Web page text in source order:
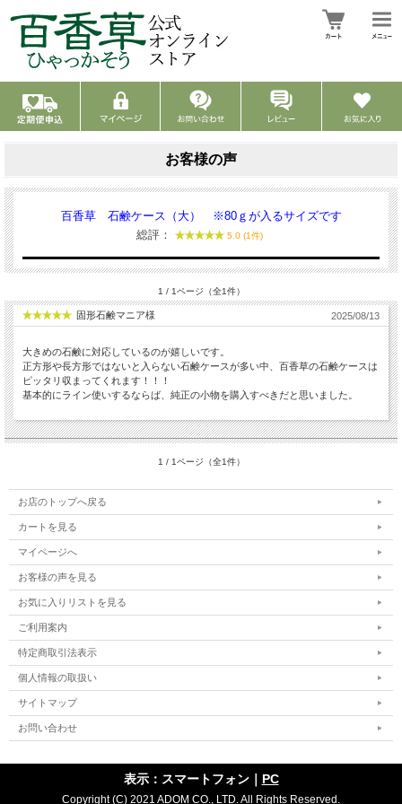
お客様の声
百香草 石鹸ケース（大） ※80ｇが入るサイズです
総評：
5.0 (1件)
1 / 1ページ（全1件）
固形石鹸マニア様 2025/08/13
大きめの石鹸に対応しているのが嬉しいです。
正方形や長方形ではないと入らない石鹸ケースが多い中、百香草の石鹸ケースは
ピッタリ収まってくれます！！！
基本的にライン使いするならば、純正の小物を購入すべきだと思いました。
1 / 1ページ（全1件）
お店のトップへ戻る
カートを見る
マイページへ
お客様の声を見る
お気に入りリストを見る
ご利用案内
特定商取引法表示
個人情報の取扱い
サイトマップ
お問い合わせ
表示：スマートフォン｜ PC
Copyright (C) 2021 ADOM CO., LTD. All Rights Reserved.